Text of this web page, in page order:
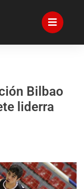
Bilbao
liderra